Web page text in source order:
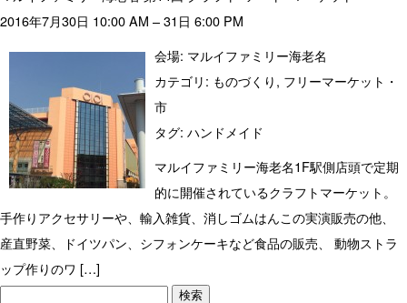
2016年7月30日 10:00 AM –31日 6:00 PM
会場: マルイファミリー海老名
カテゴリ: ものづくり, フリーマーケット・
市
タグ: ハンドメイド
マルイファミリー海老名1F駅側店頭で定期
的に開催されているクラフトマーケット。
手作りアクセサリーや、輸入雑貨、消しゴムはんこの実演販売の他、
産直野菜、ドイツパン、シフォンケーキなど食品の販売、 動物ストラ
ップ作りのワ […]
検